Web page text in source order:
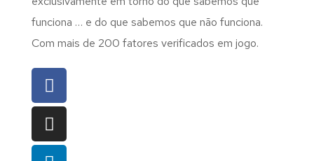
funciona … e do que sabemos que não funciona.
Com mais de 200 fatores verificados em jogo.